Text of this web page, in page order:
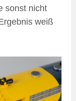
sonst nicht
weiß